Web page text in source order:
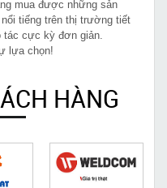
mua được những sản
tiếng trên thị trường tiết
tác cực kỳ đơn giản.
lựa chọn!
HÀNG